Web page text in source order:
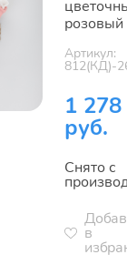
розовый
Артикул:
812(КД)-
1 278
руб.
Снято с
в